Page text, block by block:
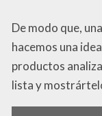
De modo que,
hacemos una
productos
lista y